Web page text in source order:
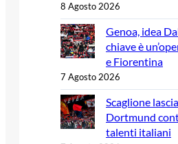
8 Agosto 2026
Genoa, idea
chiave è
e Fiorentina
7 Agosto 2026
Scaglione
Dortmund
talenti italiani